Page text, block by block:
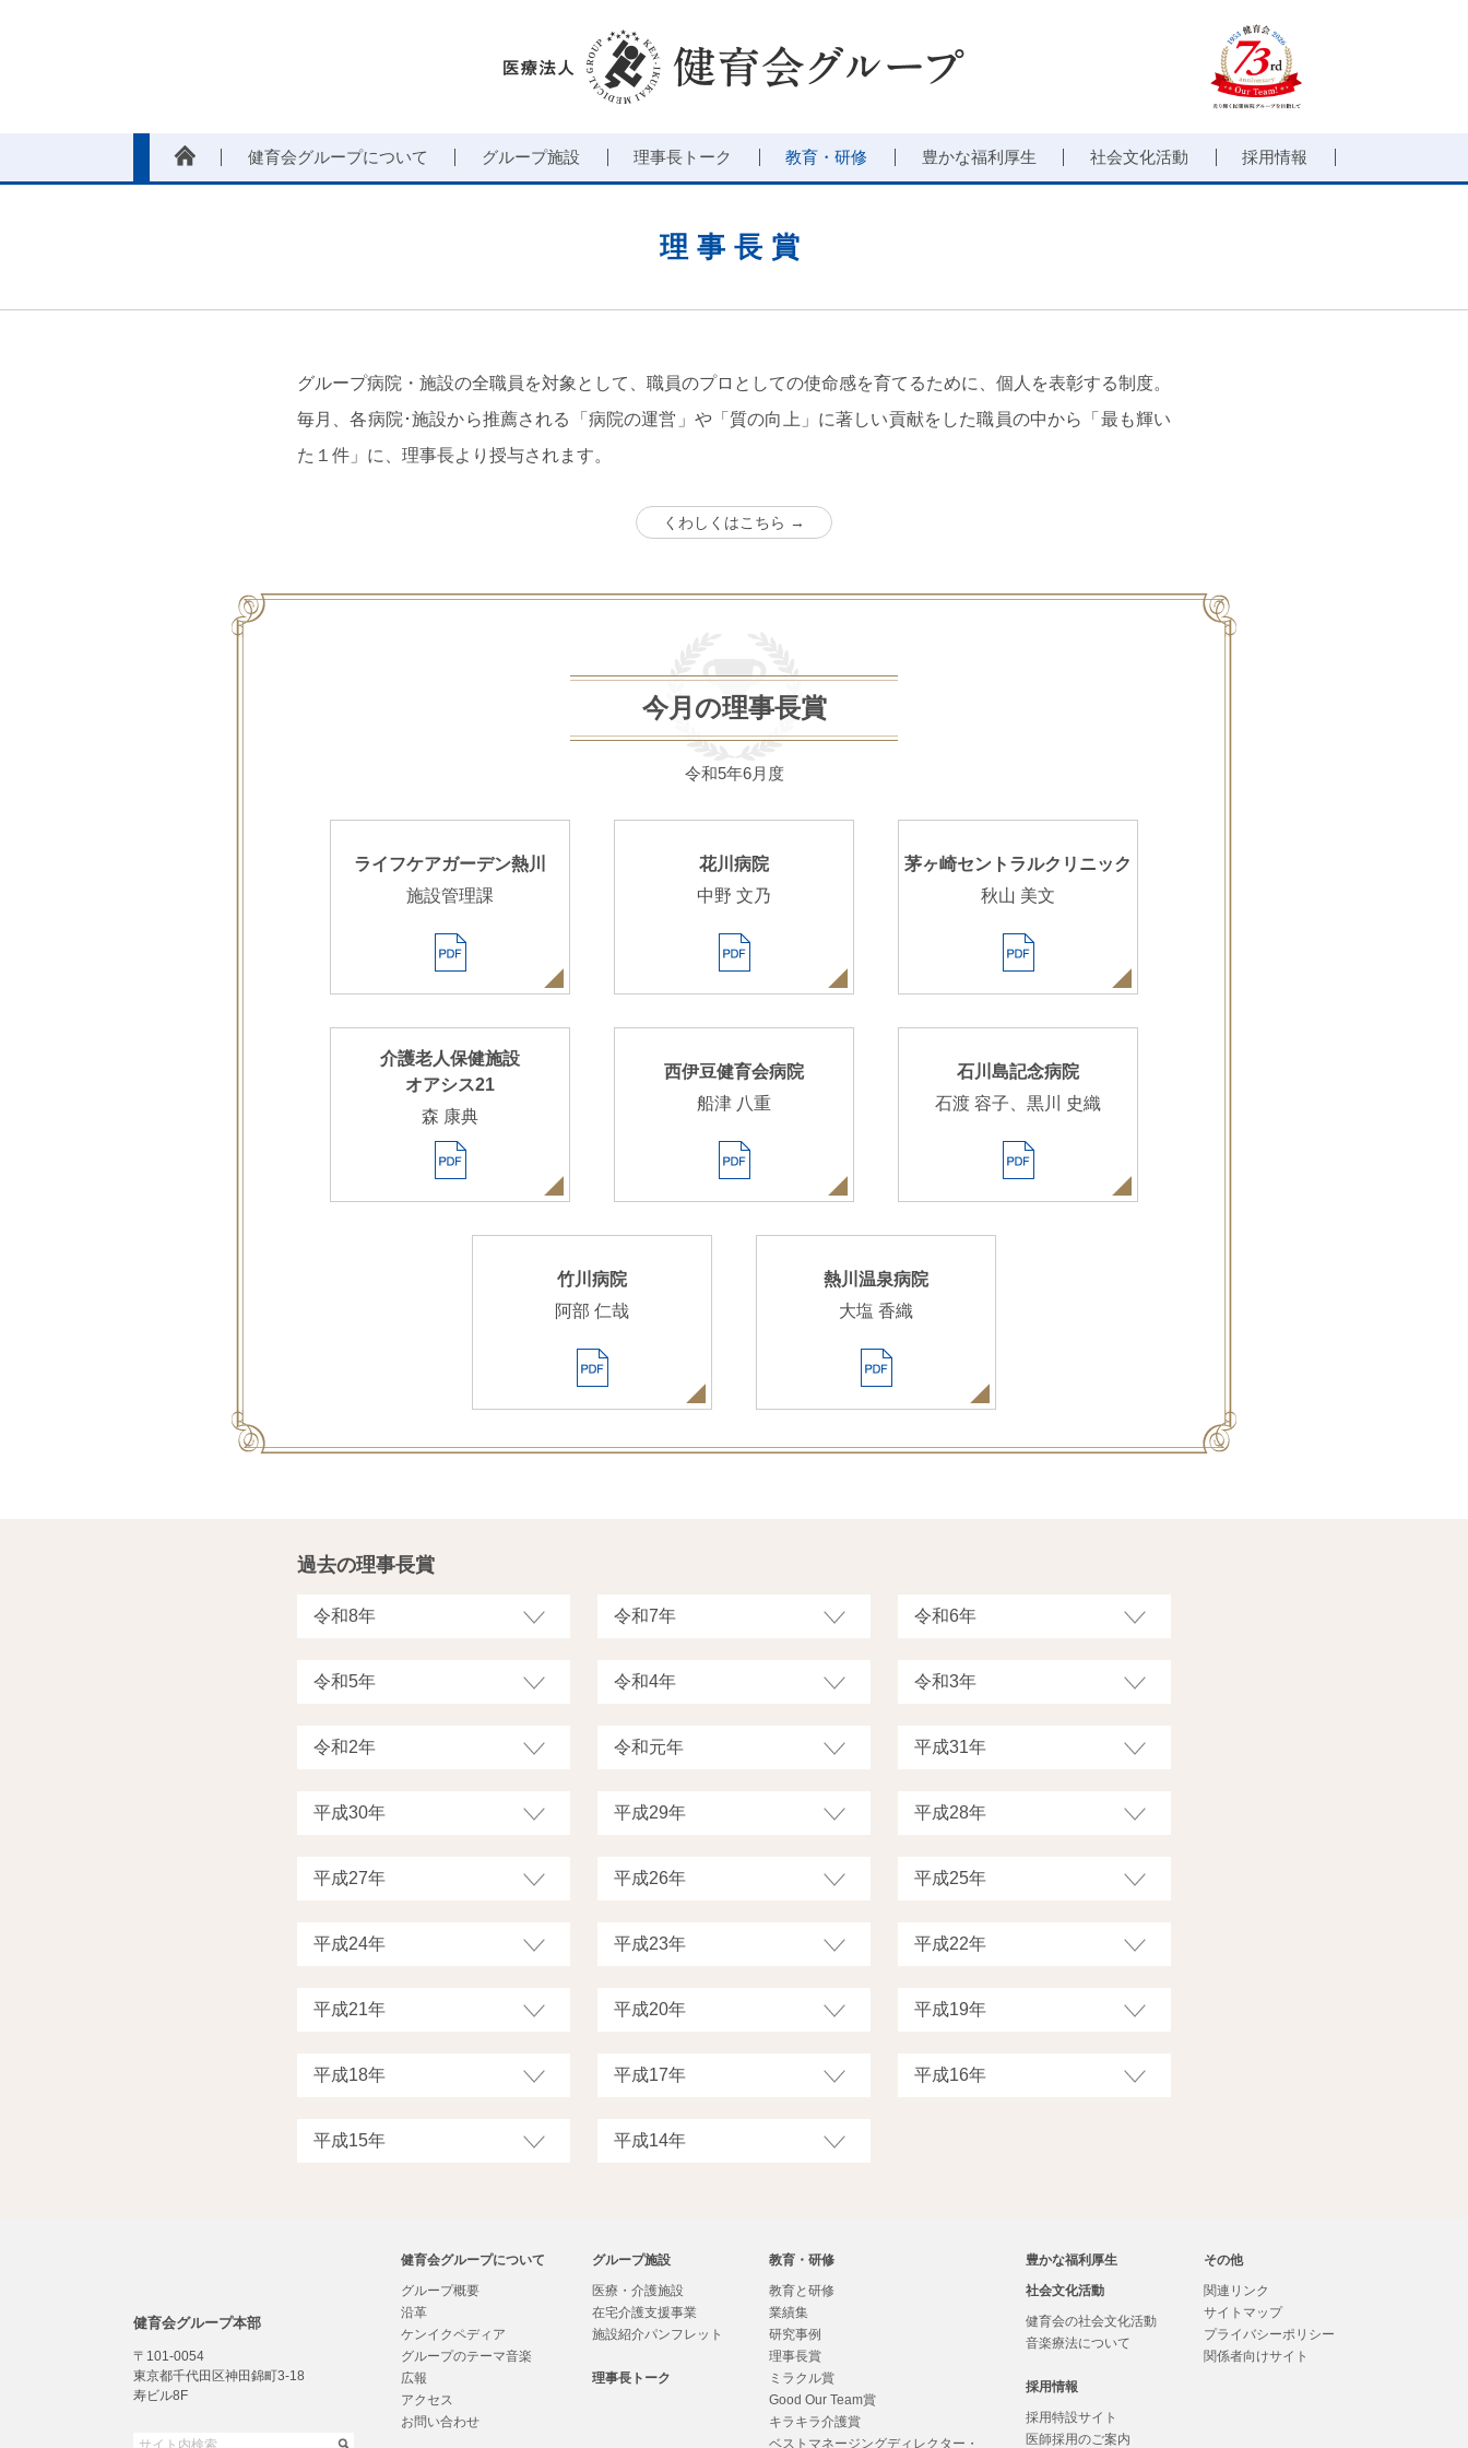
健育会グループについて グループ施設 理事長トーク 教育・研修 豊かな福利厚生 社会文化活動 採用情報
理事長賞
グループ病院・施設の全職員を対象として、職員のプロとしての使命感を育てるために、個人を表彰する制度。
毎月、各病院･施設から推薦される「病院の運営」や「質の向上」に著しい貢献をした職員の中から「最も輝い
た１件」に、理事長より授与されます。
くわしくはこちら →
今月の理事長賞
令和5年6月度
ライフケアガーデン熱川
施設管理課
花川病院
中野 文乃
茅ヶ崎セントラルクリニック
秋山 美文
介護老人保健施設
オアシス21
森 康典
西伊豆健育会病院
船津 八重
石川島記念病院
石渡 容子、黒川 史織
竹川病院
阿部 仁哉
熱川温泉病院
大塩 香織
過去の理事長賞
健育会グループ本部
〒101-0054
東京都千代田区神田錦町3-18
寿ビル8F
健育会グループについて
グループ概要
沿革
ケンイクペディア
グループのテーマ音楽
広報
アクセス
お問い合わせ
グループ施設
医療・介護施設
在宅介護支援事業
施設紹介パンフレット
理事長トーク
教育・研修
教育と研修
業績集
研究事例
理事長賞
ミラクル賞
Good Our Team賞
キラキラ介護賞
ベストマネージングディレクター・
豊かな福利厚生
社会文化活動
健育会の社会文化活動
音楽療法について
採用情報
採用特設サイト
医師採用のご案内
その他
関連リンク
サイトマップ
プライバシーポリシー
関係者向けサイト